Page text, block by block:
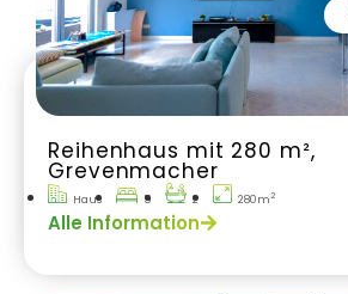
Reihenhaus mit 280 m²,
Grevenmacher
Haus 5 2 280m2
Alle Information